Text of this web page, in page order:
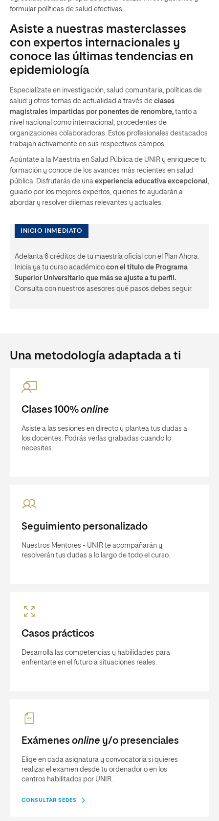
formular políticas de salud efectivas.
Asiste a nuestras masterclasses
con expertos internacionales y
conoce las últimas tendencias en
epidemiología
Especialízate en investigación, salud comunitaria, políticas de
salud y otros temas de actualidad a través de clases
magistrales impartidas por ponentes de renombre, tanto a
nivel nacional como internacional, procedentes de
organizaciones colaboradoras. Estos profesionales destacados
trabajan activamente en sus respectivos campos.
Apúntate a la Maestría en Salud Pública de UNIR y enriquece tu
formación y conoce de los avances más recientes en salud
pública. Disfrutarás de una experiencia educativa excepcional ,
guiado por los mejores expertos, quienes te ayudarán a
abordar y resolver dilemas relevantes y actuales.
INICIO INMEDIATO
Adelanta 6 créditos de tu maestría oficial con el Plan Ahora.
Inicia ya tu curso académico con el título de Programa
Superior Universitario que más se ajuste a tu perfil.
Consulta con nuestros asesores qué pasos debes seguir.
Una metodología adaptada a ti
Clases 100% online
Asiste a las sesiones en directo y plantea tus dudas a
los docentes. Podrás verlas grabadas cuando lo
necesites.
Seguimiento personalizado
Nuestros Mentores - UNIR te acompañarán y
resolverán tus dudas a lo largo de todo el curso.
Casos prácticos
Desarrolla las competencias y habilidades para
enfrentarte en el futuro a situaciones reales.
Exámenes online y/o presenciales
Elige en cada asignatura y convocatoria si quieres
realizar el examen desde tu ordenador o en los
centros habilitados por UNIR.
CONSULTAR SEDES